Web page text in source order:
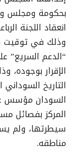
بحكومة ومجلس
انعقاد اللجنة
وذلك في توقيت
“الدعم السريع”
الإقرار
التاريخ
السودان مؤسس
المركز بفصائل
سيطرتها، ولم
مناطقه.